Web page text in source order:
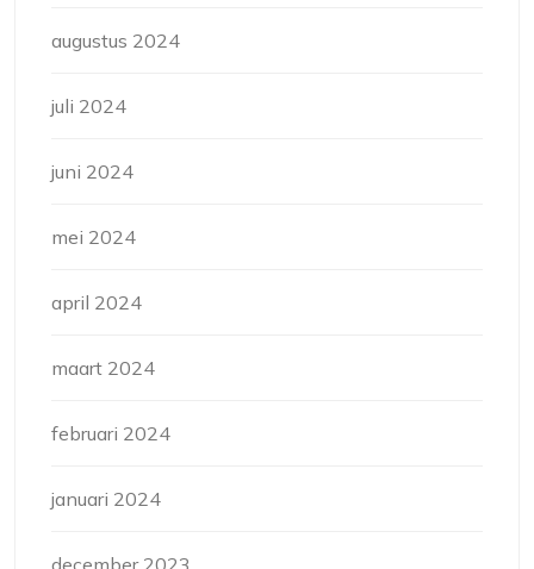
augustus 2024
juli 2024
juni 2024
mei 2024
april 2024
maart 2024
februari 2024
januari 2024